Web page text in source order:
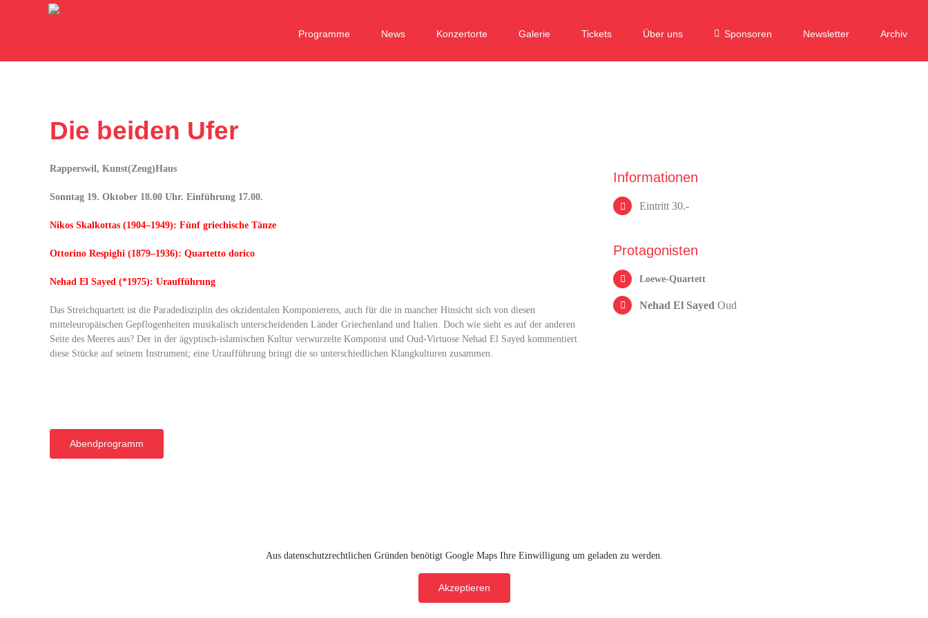
Programme News Konzertorte Galerie Tickets Über uns Sponsoren Newsletter Archiv
Die beiden Ufer
Rapperswil, Kunst(Zeug)Haus
Sonntag 19. Oktober 18.00 Uhr. Einführung 17.00.
Nikos Skalkottas (1904–1949): Fünf griechische Tänze
Ottorino Respighi (1879–1936): Quartetto dorico
Nehad El Sayed (*1975): Uraufführung
Das Streichquartett ist die Paradedisziplin des okzidentalen Komponierens, auch für die in mancher Hinsicht sich von diesen
mitteleuropäischen Gepflogenheiten musikalisch unterscheidenden Länder Griechenland und Italien. Doch wie sieht es auf der anderen
Seite des Meeres aus? Der in der ägyptisch-islamischen Kultur verwurzelte Komponist und Oud-Virtuose Nehad El Sayed kommentiert
diese Stücke auf seinem Instrument; eine Uraufführung bringt die so unterschiedlichen Klangkulturen zusammen.
Abendprogramm
Informationen
Eintritt 30.-
Protagonisten
Loewe-Quartett
Nehad El SayedOud
Aus datenschutzrechtlichen Gründen benötigt Google Maps Ihre Einwilligung um geladen zu werden.
Akzeptieren